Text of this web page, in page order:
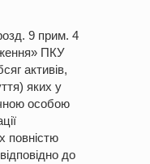
9 прим. 4
ПКУ
активів,
яких у
особою
повністю
до